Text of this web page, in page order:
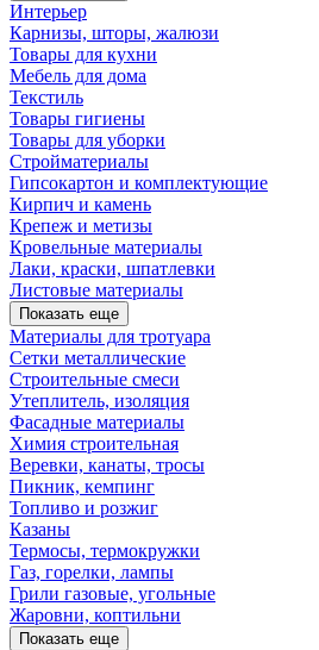
Интерьер
Карнизы, шторы, жалюзи
Товары для кухни
Мебель для дома
Текстиль
Товары гигиены
Товары для уборки
Стройматериалы
Гипсокартон и комплектующие
Кирпич и камень
Крепеж и метизы
Кровельные материалы
Лаки, краски, шпатлевки
Листовые материалы
Показать еще
Материалы для тротуара
Сетки металлические
Строительные смеси
Утеплитель, изоляция
Фасадные материалы
Химия строительная
Веревки, канаты, тросы
Пикник, кемпинг
Топливо и розжиг
Казаны
Термосы, термокружки
Газ, горелки, лампы
Грили газовые, угольные
Жаровни, коптильни
Показать еще